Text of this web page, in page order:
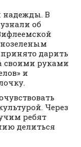
надежды. В
об
дарить
своими руками
и
Через
ребят
делиться